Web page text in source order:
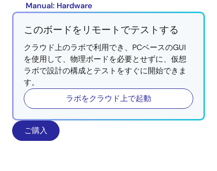
Manual: Hardware
このボードをリモートでテストする
クラウド上のラボで利用でき、PCベースのGUI
を使用して、物理ボードを必要とせずに、仮想
ラボで設計の構成とテストをすぐに開始できま
す。
ラボをクラウド上で起動
ご購入